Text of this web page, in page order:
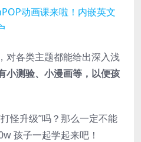
对各类主题都能给出深入浅
小测验、小漫画等，以便孩
怪升级”吗？那么一定不能
孩子一起学起来吧！